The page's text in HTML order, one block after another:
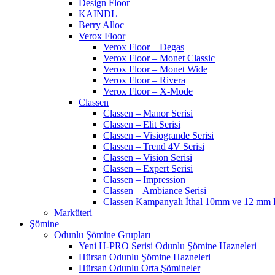
Design Floor
KAINDL
Berry Alloc
Verox Floor
Verox Floor – Degas
Verox Floor – Monet Classic
Verox Floor – Monet Wide
Verox Floor – Rivera
Verox Floor – X-Mode
Classen
Classen – Manor Serisi
Classen – Elit Serisi
Classen – Visiogrande Serisi
Classen – Trend 4V Serisi
Classen – Vision Serisi
Classen – Expert Serisi
Classen – Impression
Classen – Ambiance Serisi
Classen Kampanyalı İthal 10mm ve 12 mm
Marküteri
Şömine
Odunlu Şömine Grupları
Yeni H-PRO Serisi Odunlu Şömine Hazneleri
Hürsan Odunlu Şömine Hazneleri
Hürsan Odunlu Orta Şömineler